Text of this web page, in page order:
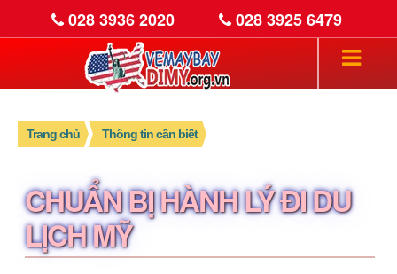
028 3936 2020 028 3925 6479
Trang chủ Thông tin cần biết
CHUẨN BỊ HÀNH LÝ ĐI DU
LỊCH MỸ